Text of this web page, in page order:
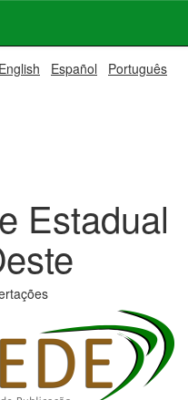
English Español Português
Estadual